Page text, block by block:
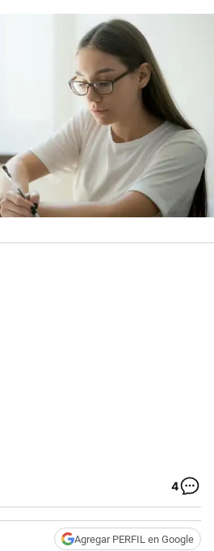
4
Agregar PERFIL en Google